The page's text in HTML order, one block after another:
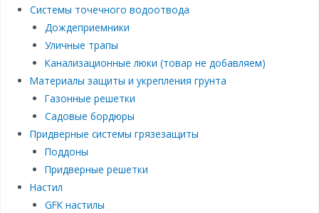
Системы точечного водоотвода
Дождеприемники
Уличные трапы
Канализационные люки (товар не добавляем)
Материалы защиты и укрепления грунта
Газонные решетки
Садовые бордюры
Придверные системы грязезащиты
Поддоны
Придверные решетки
Настил
GFK настилы